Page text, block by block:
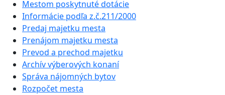
Mestom poskytnuté dotácie
Informácie podľa z.č.211/2000
Predaj majetku mesta
Prenájom majetku mesta
Prevod a prechod majetku
Archív výberových konaní
Správa nájomných bytov
Rozpočet mesta